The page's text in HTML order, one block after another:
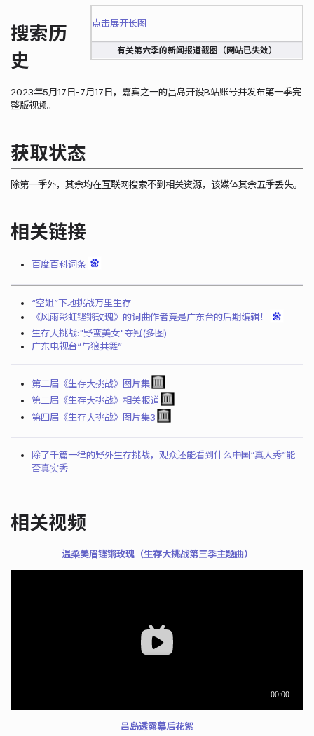
点击展开长图
有关第六季的新闻报道截图（网站已失效）
搜索历
史
2023年5月17日-7月17日，嘉宾之一的吕岛开设B站账号并发布第一季完
整版视频。
获取状态
除第一季外，其余均在互联网搜索不到相关资源，该媒体其余五季丢失。
相关链接
百度百科词条
“空姐”下地挑战万里生存
《风雨彩虹铿锵玫瑰》的词曲作者竟是广东台的后期编辑！
生存大挑战:"野蛮美女"夺冠(多图)
广东电视台“与狼共舞”
第二届《生存大挑战》图片集
第三届《生存大挑战》相关报道
第四届《生存大挑战》图片集3
除了千篇一律的野外生存挑战，观众还能看到什么――中国“真人秀”能
否真实秀
相关视频
温柔美眉铿锵玫瑰（生存大挑战第三季主题曲）
吕岛透露幕后花絮